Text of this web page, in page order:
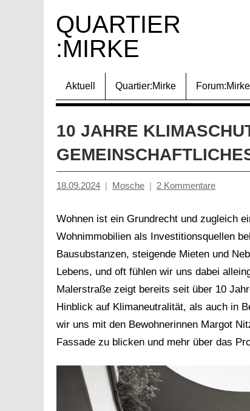
Inhalt
springen
QUARTIER
:MIRKE
Aktuell Quartier:Mirke Forum:Mirke
10 JAHRE
EMEINSCHAFTLICHES
18.09.2024 Mosche 2 Kommentare
Wohnen ist ein Grundrecht und zugleich
Wohnimmobilien als Investitionsquellen
Bausubstanzen, steigende Mieten und
Lebens, und oft fühlen wir uns dabei
Malerstraße zeigt bereits seit über 10
Hinblick auf Klimaneutralität, als auch in
wir uns mit den Bewohnerinnen Margot
Fassade zu blicken und mehr über das